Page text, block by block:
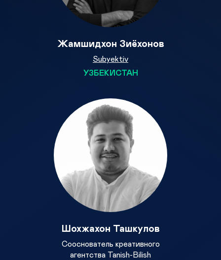
Жамшидхон Зиёхонов
Subyektiv
УЗБЕКИСТАН
Шохжахон Ташкулов
Сооснователь креативного
агентства Tanish-Bilish